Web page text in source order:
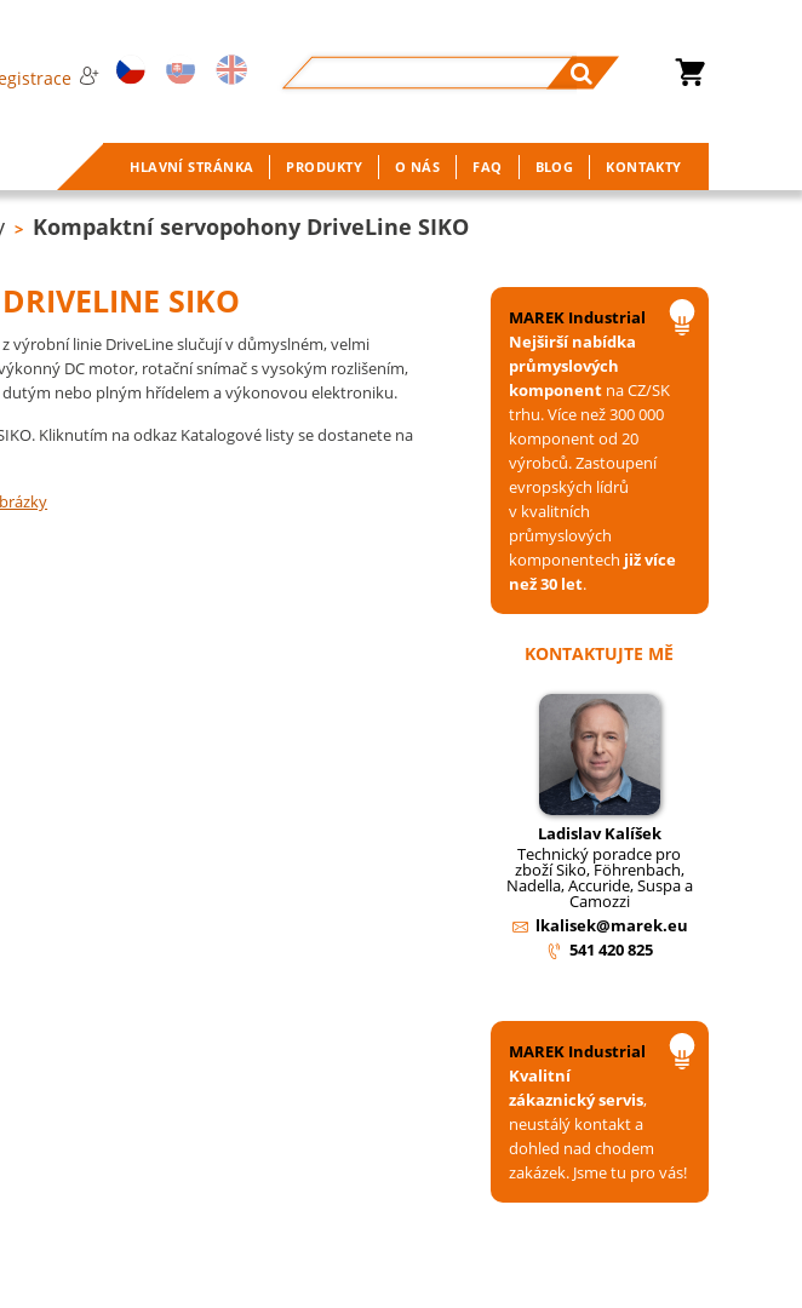
HLAVNÍ STRÁNKA PRODUKTY O NÁS FAQ BLOG KONTAKTY
> Kompaktní servopohony DriveLine SIKO
SIKO
výrobní linie DriveLine slučují v důmyslném, velmi
DC motor, rotační snímač s vysokým rozlišením,
nebo plným hřídelem a výkonovou elektroniku.
Kliknutím na odkaz Katalogové listy se dostanete na
MAREK Industrial
Nejširší nabídka
průmyslových
komponentna CZ/SK
trhu. Více než 300 000
komponent od 20
výrobců. Zastoupení
evropských lídrů
v kvalitních
průmyslových
komponentech již více
než 30 let.
KONTAKTUJTE MĚ
Ladislav Kalíšek
Technický poradce pro
zboží Siko, Föhrenbach,
Nadella, Accuride, Suspa a
Camozzi
lkalisek@marek.eu
541 420 825
MAREK Industrial
Kvalitní
zákaznický servis,
neustálý kontakt a
dohled nad chodem
zakázek. Jsme tu pro vás!